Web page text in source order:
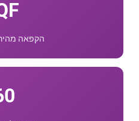
הקפאה